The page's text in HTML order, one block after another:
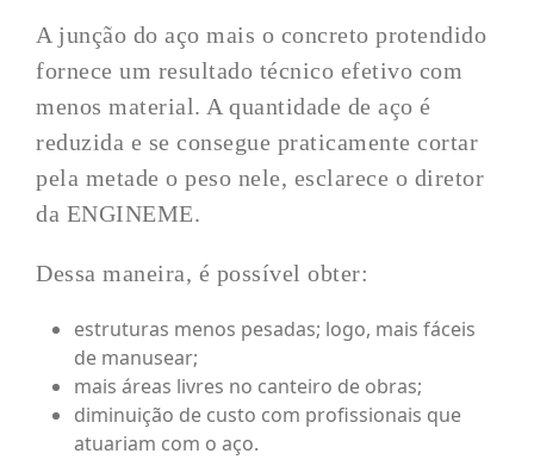
A junção do aço mais o concreto protendido
fornece um resultado técnico efetivo com
menos material. A quantidade de aço é
reduzida e se consegue praticamente cortar
pela metade o peso nele, esclarece o diretor
da ENGINEME.
Dessa maneira, é possível obter:
estruturas menos pesadas; logo, mais fáceis
de manusear;
mais áreas livres no canteiro de obras;
diminuição de custo com profissionais que
atuariam com o aço.